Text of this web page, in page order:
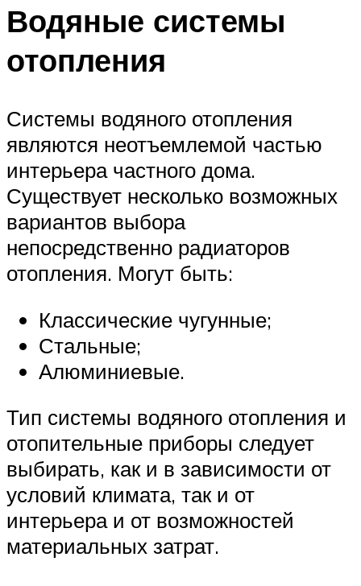
Водяные системы
отопления
Системы водяного отопления
являются неотъемлемой частью
интерьера частного дома.
Существует несколько возможных
вариантов выбора
непосредственно радиаторов
отопления. Могут быть:
Классические чугунные;
Стальные;
Алюминиевые.
Тип системы водяного отопления и
отопительные приборы следует
выбирать, как и в зависимости от
условий климата, так и от
интерьера и от возможностей
материальных затрат.